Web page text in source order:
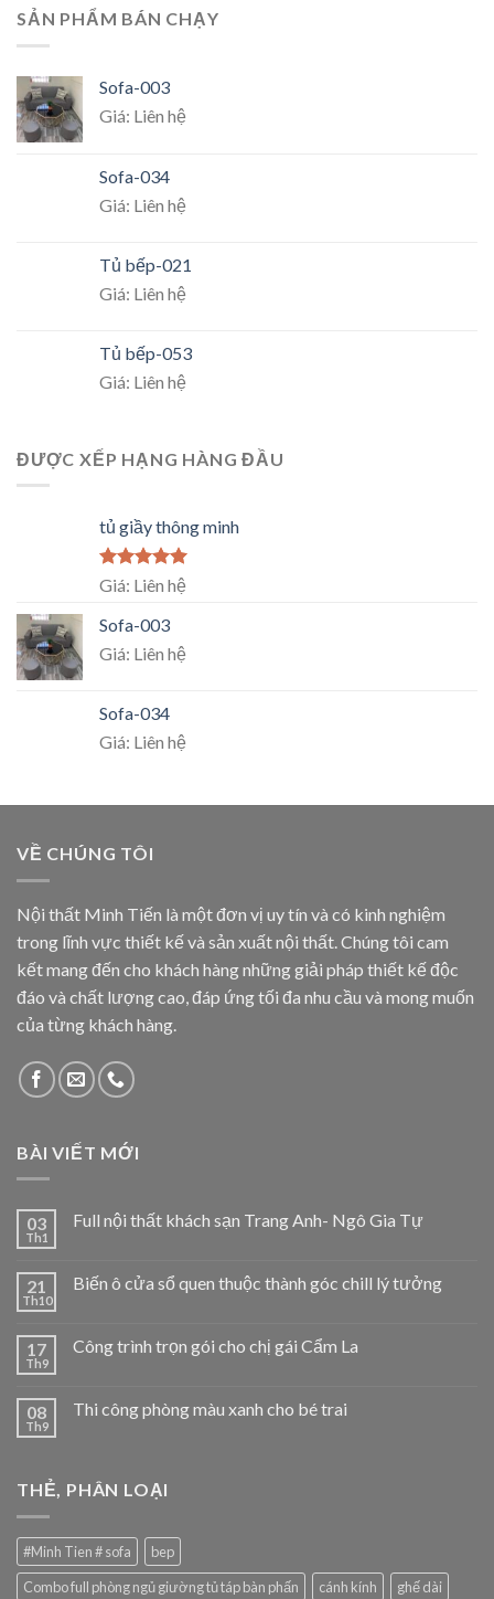
SẢN PHẨM BÁN CHẠY
Sofa-003
Giá: Liên hệ
Sofa-034
Giá: Liên hệ
Tủ bếp-021
Giá: Liên hệ
Tủ bếp-053
Giá: Liên hệ
ĐƯỢC XẾP HẠNG HÀNG ĐẦU
tủ giầy thông minh
Rated5.00
Giá: Liên hệ
Sofa-003
Giá: Liên hệ
Sofa-034
Giá: Liên hệ
VỀ CHÚNG TÔI
Nội thất Minh Tiến là một đơn vị uy tín và có kinh nghiệm
trong lĩnh vực thiết kế và sản xuất nội thất. Chúng tôi cam
kết mang đến cho khách hàng những giải pháp thiết kế độc
đáo và chất lượng cao, đáp ứng tối đa nhu cầu và mong muốn
của từng khách hàng.
BÀI VIẾT MỚI
03
Th1
Full nội thất khách sạn Trang Anh- Ngô Gia Tự
21
Th10
Biến ô cửa sổ quen thuộc thành góc chill lý tưởng
17
Th9
Công trình trọn gói cho chị gái Cẩm La
08
Th9
Thi công phòng màu xanh cho bé trai
THẺ, PHÂN LOẠI
#Minh Tien # sofa
bep
Combo full phòng ngủ giường tủ táp bàn phấn
cánh kính
ghế dài